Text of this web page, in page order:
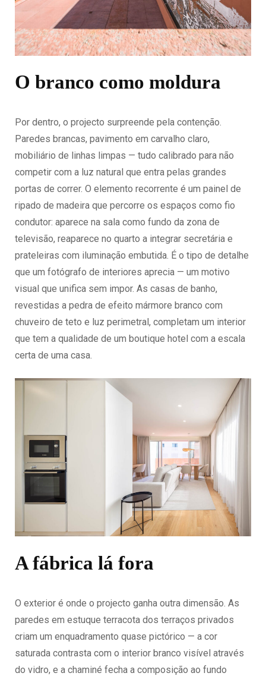
O branco como moldura
Por dentro, o projecto surpreende pela contenção.
Paredes brancas, pavimento em carvalho claro,
mobiliário de linhas limpas — tudo calibrado para não
competir com a luz natural que entra pelas grandes
portas de correr. O elemento recorrente é um painel de
ripado de madeira que percorre os espaços como fio
condutor: aparece na sala como fundo da zona de
televisão, reaparece no quarto a integrar secretária e
prateleiras com iluminação embutida. É o tipo de detalhe
que um fotógrafo de interiores aprecia — um motivo
visual que unifica sem impor. As casas de banho,
revestidas a pedra de efeito mármore branco com
chuveiro de teto e luz perimetral, completam um interior
que tem a qualidade de um boutique hotel com a escala
certa de uma casa.
A fábrica lá fora
O exterior é onde o projecto ganha outra dimensão. As
paredes em estuque terracota dos terraços privados
criam um enquadramento quase pictórico — a cor
saturada contrasta com o interior branco visível através
do vidro, e a chaminé fecha a composição ao fundo